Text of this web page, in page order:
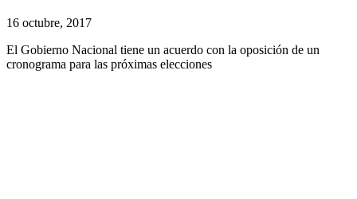
16 octubre, 2017
El Gobierno Nacional tiene un acuerdo con la oposición de un
cronograma para las próximas elecciones